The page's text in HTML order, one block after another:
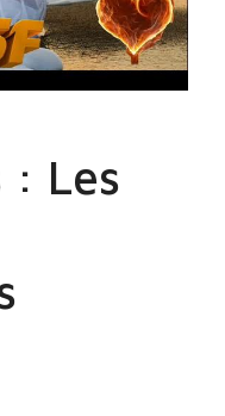
Les